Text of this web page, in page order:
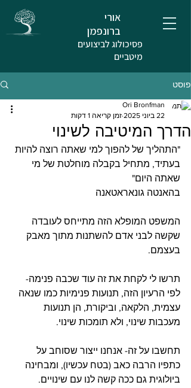
אורי
ברונפמן
פסיכולוג לביצועים
מיטביים
פוסט
הדרך המיטיבה לשינוי
Ori Bronfman
22 ביוני 2025
זמן קריאה 1 דקות
"התהליך של להפוך למי שאתה רוצה להיות
בעתיד, מתחיל בקבלה מוחלטת של מי
שאתה היום"
בהאנטה גונאראטאנה
המשפט המופלא הזה מתייחס לעובדה
שקשה לבני אדם להשתנות מתוך מאבק
בעצמם.
תרשו לי לקחת את זה עוד שכבה פנימה-
לפי הרעיון הזה, תנועות פנימיות כמו שנאה
עצמית, הלקאה, וביקורת, הן תנועות
מעכבות שינוי, ולא תומכות שינוי.
תחשבו על זה- אנחנו ייצור שסוחב על
כתפיו הרבה כאב (בטח עכשיו), ומבחינה
ביולוגית גם ככה קשה לנו עם שינויים.